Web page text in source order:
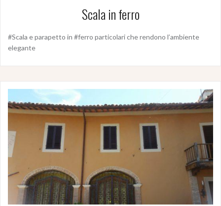
Scala in ferro
#Scala e parapetto in #ferro particolari che rendono l’ambiente
elegante